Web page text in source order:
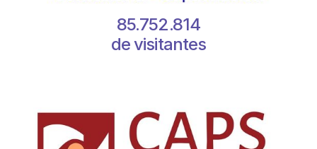
85.752.814
de visitantes